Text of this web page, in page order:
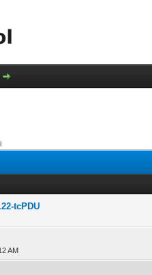
tcPDU
0 na 5 gwiazdek
345
AM
0 na 5 gwiazdek